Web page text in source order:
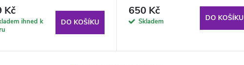
Kč
ihned k
DO KOŠÍKU
650 Kč
Skladem DO KOŠÍKU